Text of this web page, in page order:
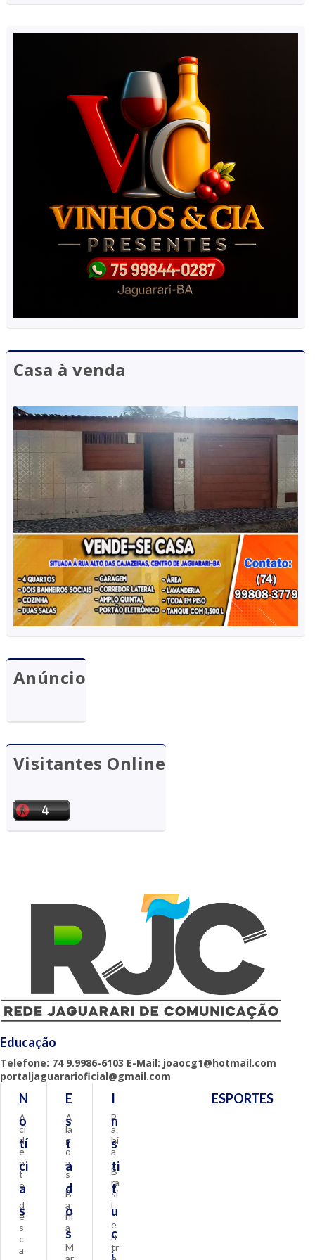
Casa à venda
Anúncio
Visitantes Online
Educação
Telefone: 74 9.9986-6103 E-Mail: joaocg1@hotmail.com
portaljaguararioficial@gmail.com
N
o
tí
ci
a
s
A
ci
d
e
n
t
e
d
e
s
c
a
E
s
t
a
d
o
s
A
la
g
o
a
s
B
a
hi
a
M
I
n
s
ti
t
u
c
i
B
a
hi
a
B
ra
si
l
e
n
tr
ESPORTES